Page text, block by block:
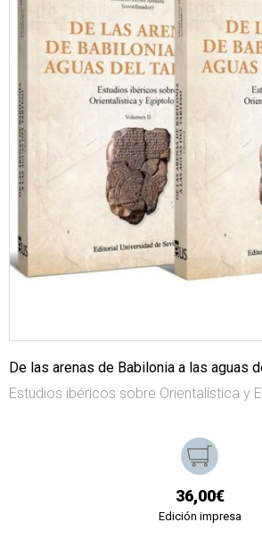
De las arenas de Babilonia a las aguas
Estudios ibéricos sobre Orientalística y
36,00€
Edición impresa